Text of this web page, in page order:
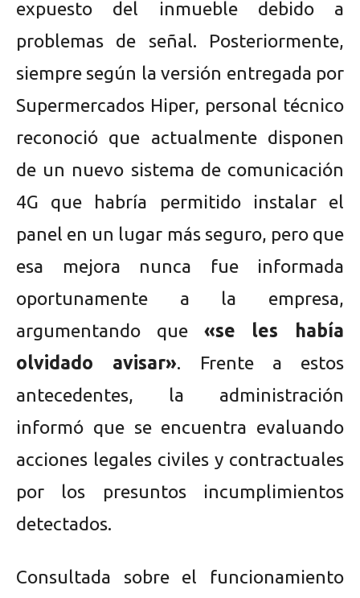
expuesto del inmueble debido a
problemas de señal. Posteriormente,
siempre según la versión entregada por
Supermercados Hiper, personal técnico
reconoció que actualmente disponen
de un nuevo sistema de comunicación
4G que habría permitido instalar el
panel en un lugar más seguro, pero que
esa mejora nunca fue informada
oportunamente a la empresa,
argumentando que «se les había
olvidado avisar». Frente a estos
antecedentes, la administración
informó que se encuentra evaluando
acciones legales civiles y contractuales
por los presuntos incumplimientos
detectados.
Consultada sobre el funcionamiento